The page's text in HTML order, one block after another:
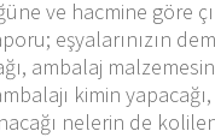
ve hacmine göre
eşyalarınızın
ambalaj
kimin
nelerin de